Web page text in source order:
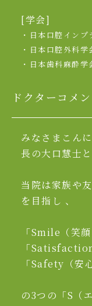
[学会]
・日本口腔イン
・日本口腔外科学
・日本歯科麻酔学
ドクターコメ
みなさまこん
長の大口慧士と
当院は家族や
を目指し 、
「Smile（笑顔
「
「Safety（安
の3つの「S（